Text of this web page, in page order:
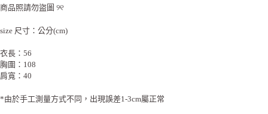
商品照請勿盜圖 ୨୧
size 尺寸：公分(cm)
衣長：56
胸圍：108
肩寬：40
*由於手工測量方式不同，出現誤差1-3cm屬正常